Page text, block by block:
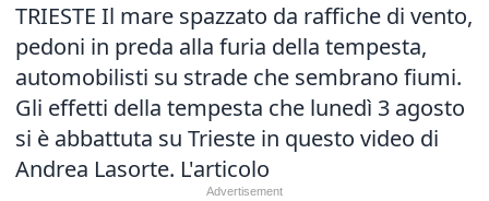
TRIESTE Il mare spazzato da raffiche di vento,
pedoni in preda alla furia della tempesta,
automobilisti su strade che sembrano fiumi.
Gli effetti della tempesta che lunedì 3 agosto
si è abbattuta su Trieste in questo video di
Andrea Lasorte. L'articolo